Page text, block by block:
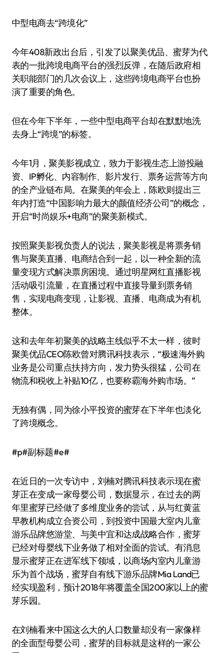
中型电商去“跨境化”
今年408新政出台后，引发了以聚美优品、蜜芽为代
表的一批跨境电商平台的强烈反弹，在随后政府相
关职能部门的几次会议上，这些跨境电商平台也扮
演了重要的角色。
但在今年下半年，一些中型电商平台却在默默地洗
去身上“跨境”的标签。
今年1月，聚美影视成立，致力于影视生态上游投融
资、IP孵化、内容制作、影片发行、票务运营等方向
的全产业链布局。在聚美的年会上，陈欧则提出三
年内打造“中国影响力最大的颜值经济公司”的概念，
开启“时尚娱乐+电商”的聚美新模式。
按照聚美影视负责人的说法，聚美影视是将票务销
售与聚美直播、电商结合到一起，以一种全新的流
量变现方式解决票房困境。通过明星网红直播影视
活动吸引流量，在直播过程中直接导量到票务销
售，实现电商变现，让影视、直播、电商成为有机
整体。
这和去年年初聚美的战略主线似乎不太一样，彼时
聚美优品CEO陈欧曾对腾讯科技表示，“极速海外购
业务是公司重点扶持方向，发力势头很猛，公司在
物流和税收上补贴10亿，也要称霸海外购市场。”
无独有偶，同为徐小平投资的蜜芽在下半年也淡化
了跨境概念。
#p#副标题#e#
在近日的一次专访中，刘楠对腾讯科技表示现在蜜
芽正在变成一家母婴公司，数据显示，在过去的两
年里蜜芽已经做了多维度业务的尝试，从与红黄蓝
早教机构成立合资公司，到投资中国最大室内儿童
游乐品牌悠游堂、与美中宜和达成战略合作，蜜芽
已经对母婴线下业务做了相对全面的尝试。有消息
显示蜜芽正在进军线下领域，以商场内室内儿童游
乐为首个战场，蜜芽自有线下游乐品牌Mia Land已
经实现盈利，预计2018年将覆盖全国200家以上的蜜
芽乐园。
在刘楠看来中国这么大的人口数量却没有一家像样
的全面型母婴公司，蜜芽的目标就是这样的一家公